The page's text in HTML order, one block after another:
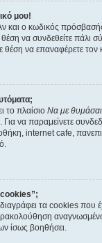
μου!
και ο κωδικός
θέση να συνδεθείτε πάλι
θέση να επαναφέρετε
το πλαίσιο Να με θυμάσαι
να παραμείνετε
internet cafe,
cookies”;
τα cookies που
ίσως βοηθήσει.